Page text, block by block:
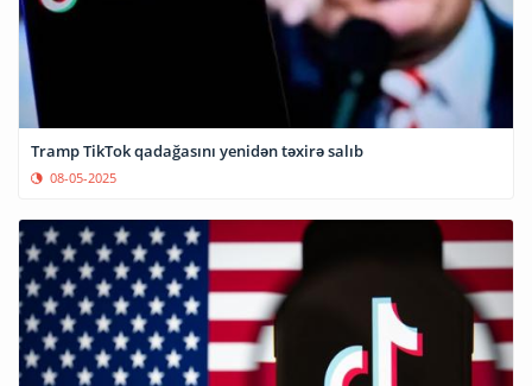
Tramp TikTok qadağasını yenidən təxirə salıb
08-05-2025